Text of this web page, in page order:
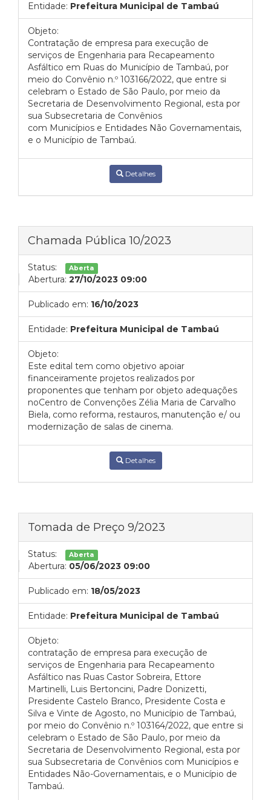
Entidade: Prefeitura Municipal de Tambaú
Objeto:
Contratação de empresa para execução de
serviços de Engenharia para Recapeamento
Asfáltico em Ruas do Município de Tambaú, por
meio do Convênio n.º 103166/2022, que entre si
celebram o Estado de São Paulo, por meio da
Secretaria de Desenvolvimento Regional, esta por
sua Subsecretaria de Convênios
com Municípios e Entidades Não Governamentais,
e o Município de Tambaú.
Detalhes
Chamada Pública 10/2023
Status: Aberta
Abertura: 27/10/2023 09:00
Publicado em: 16/10/2023
Entidade: Prefeitura Municipal de Tambaú
Objeto:
Este edital tem como objetivo apoiar
financeiramente projetos realizados por
proponentes que tenham por objeto adequações
noCentro de Convenções Zélia Maria de Carvalho
Biela, como reforma, restauros, manutenção e/ ou
modernização de salas de cinema.
Detalhes
Tomada de Preço 9/2023
Status: Aberta
Abertura: 05/06/2023 09:00
Publicado em: 18/05/2023
Entidade: Prefeitura Municipal de Tambaú
Objeto:
contratação de empresa para execução de
serviços de Engenharia para Recapeamento
Asfáltico nas Ruas Castor Sobreira, Ettore
Martinelli, Luis Bertoncini, Padre Donizetti,
Presidente Castelo Branco, Presidente Costa e
Silva e Vinte de Agosto, no Município de Tambaú,
por meio do Convênio n.º 103164/2022, que entre si
celebram o Estado de São Paulo, por meio da
Secretaria de Desenvolvimento Regional, esta por
sua Subsecretaria de Convênios com Municípios e
Entidades Não-Governamentais, e o Município de
Tambaú.